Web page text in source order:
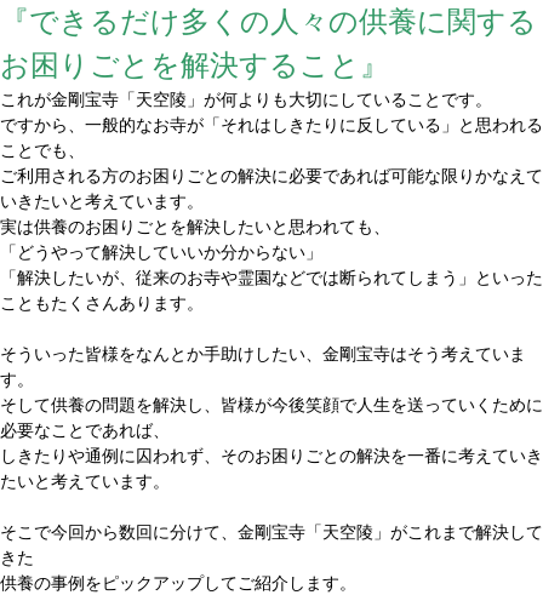
『できるだけ多くの人々の供養に関する
お困りごとを解決すること』
これが金剛宝寺「天空陵」が何よりも大切にしていることです。
ですから、一般的なお寺が「それはしきたりに反している」と思われる
ことでも、
ご利用される方のお困りごとの解決に必要であれば可能な限りかなえて
いきたいと考えています。
実は供養のお困りごとを解決したいと思われても、
「どうやって解決していいか分からない」
「解決したいが、従来のお寺や霊園などでは断られてしまう」といった
こともたくさんあります。
そういった皆様をなんとか手助けしたい、金剛宝寺はそう考えていま
す。
そして供養の問題を解決し、皆様が今後笑顔で人生を送っていくために
必要なことであれば、
しきたりや通例に囚われず、そのお困りごとの解決を一番に考えていき
たいと考えています。
そこで今回から数回に分けて、金剛宝寺「天空陵」がこれまで解決して
きた
供養の事例をピックアップしてご紹介します。